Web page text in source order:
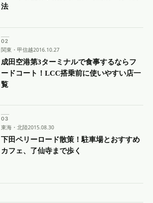
法
関東・甲信越2016.10.27
成田空港第3ターミナルで食事するならフ
ードコート！LCC搭乗前に使いやすい店一
覧
東海・北陸2015.08.30
下田ペリーロード散策！駐車場とおすすめ
カフェ、了仙寺まで歩く